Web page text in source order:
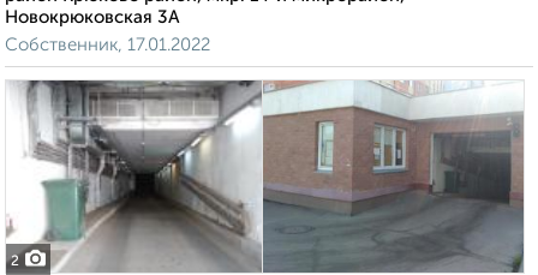
Новокрюковская 3А
Собственник, 17.01.2022
2